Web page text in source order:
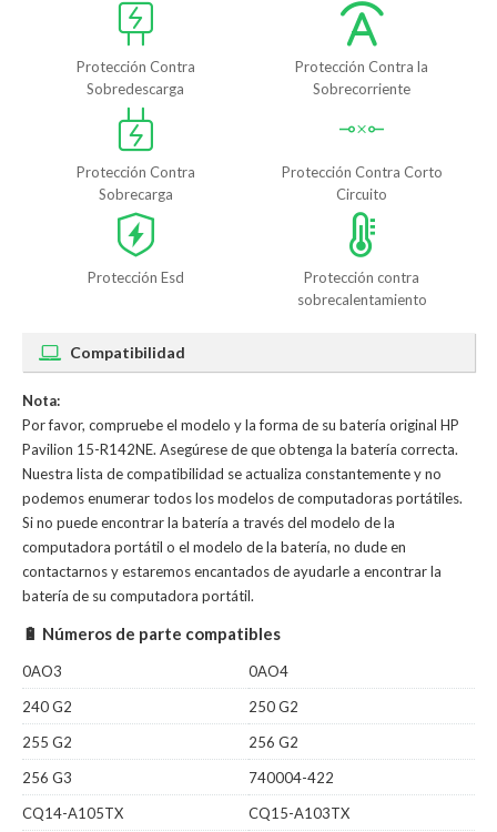
Protección Contra
Sobredescarga
Protección Contra la
Sobrecorriente
Protección Contra
Sobrecarga
Protección Contra Corto
Circuito
Protección Esd
Protección contra
sobrecalentamiento
Compatibilidad
Nota:
Por favor, compruebe el modelo y la forma de su batería original HP
Pavilion 15-R142NE. Asegúrese de que obtenga la batería correcta.
Nuestra lista de compatibilidad se actualiza constantemente y no
podemos enumerar todos los modelos de computadoras portátiles.
Si no puede encontrar la batería a través del modelo de la
computadora portátil o el modelo de la batería, no dude en
contactarnos y estaremos encantados de ayudarle a encontrar la
batería de su computadora portátil.
🔋 Números de parte compatibles
0AO3
0AO4
240 G2
250 G2
255 G2
256 G2
256 G3
740004-422
CQ14-A105TX
CQ15-A103TX